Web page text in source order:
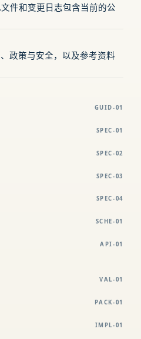
件和变更日志包含当前的公
政策与安全，以及参考资料
GUID-01
SPEC-01
SPEC-02
SPEC-03
SPEC-04
SCHE-01
API-01
VAL-01
PACK-01
IMPL-01